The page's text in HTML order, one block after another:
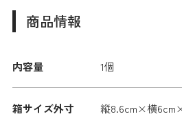
商品情報
内容量 1個
箱サイズ外寸 縦8.6cm×横